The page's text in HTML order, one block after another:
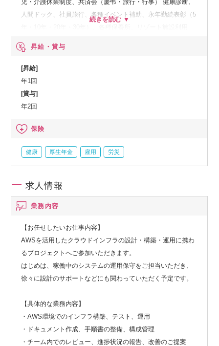
児・介護休業制度、共済会（慶弔・旅行・行事） 健康診断、
人間ドック、社員旅行、各種イベント補助、永年勤続表彰（5
昇給・賞与
[昇給]
年1回
[賞与]
年2回
保険
健康 厚生年金 雇用 労災
求人情報
業務内容
【お任せしたいお仕事内容】
AWSを活用したクラウドインフラの設計・構築・運用に携わ
るプロジェクトへご参加いただきます。
はじめは、稼働中のシステムの運用保守をご担当いただき、
徐々に設計のサポートなどにも関わっていただく予定です。
【具体的な業務内容】
・AWS環境でのインフラ構築、テスト、運用
・ドキュメント作成、手順書の整備、構成管理
・チーム内でのレビュー、進捗状況の報告、改善のご提案